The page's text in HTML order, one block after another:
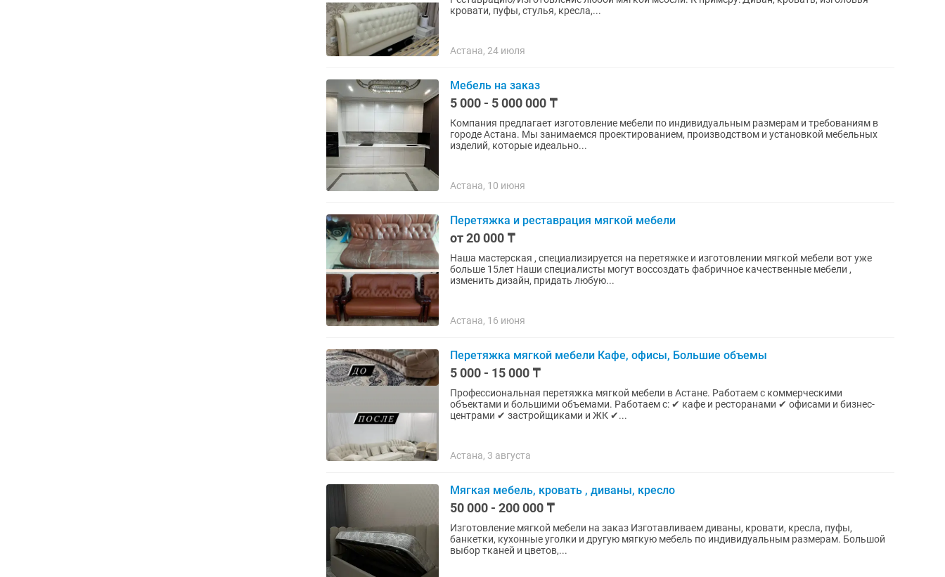
кровати, пуфы, стулья, кресла,...
Астана, 24 июля
Мебель на заказ
5 000 - 5 000 000 ₸
Компания предлагает изготовление мебели по индивидуальным размерам и требованиям в
городе Астана. Мы занимаемся проектированием, производством и установкой мебельных
изделий, которые идеально...
Астана, 10 июня
Перетяжка и реставрация мягкой мебели
от 20 000 ₸
Наша мастерская , специализируется на перетяжке и изготовлении мягкой мебели вот уже
больше 15лет Наши специалисты могут воссоздать фабричное качественные мебели ,
изменить дизайн, придать любую...
Астана, 16 июня
Перетяжка мягкой мебели Кафе, офисы, Большие объемы
5 000 - 15 000 ₸
Профессиональная перетяжка мягкой мебели в Астане. Работаем с коммерческими
объектами и большими объемами. Работаем с: ✔ кафе и ресторанами ✔ офисами и бизнес-
центрами ✔ застройщиками и ЖК ✔...
Астана, 3 августа
Мягкая мебель, кровать , диваны, кресло
50 000 - 200 000 ₸
Изготовление мягкой мебели на заказ Изготавливаем диваны, кровати, кресла, пуфы,
банкетки, кухонные уголки и другую мягкую мебель по индивидуальным размерам. Большой
выбор тканей и цветов,...